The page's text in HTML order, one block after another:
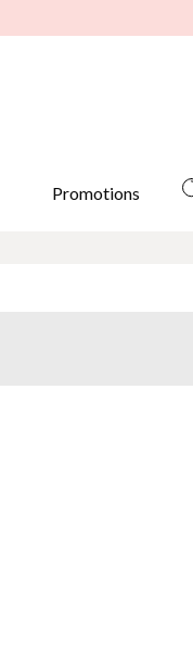
Promotions